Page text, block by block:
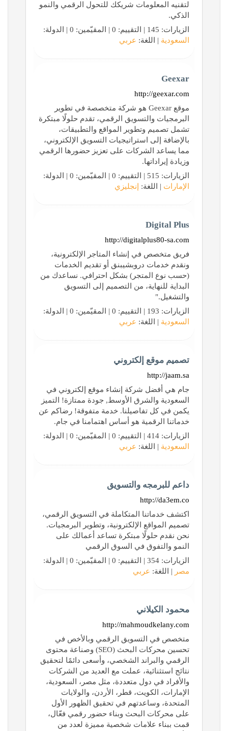
لتقنيه المعلومات شريكك للتحول الرقمي والنمو
الذكي.
الزيارات: 145 | التقييم: 0 | المقيّمين: 0 | الدولة:
السعودية | اللغة: عربي
Geexar
http://geexar.com
موقع Geexar هو شركة متخصصة في تطوير
البرمجيات والتسويق الرقمي، تقدم حلولًا مبتكرة
تشمل تصميم وتطوير المواقع والتطبيقات،
بالإضافة إلى استراتيجيات التسويق الإلكتروني،
مما يساعد الشركات على تعزيز حضورها الرقمي
وزيادة إيراداتها.
الزيارات: 515 | التقييم: 0 | المقيّمين: 0 | الدولة:
الإمارات | اللغة: إنجليزي
Digital Plus
http://digitalplus80-sa.com
فريق متخصص في إنشاء المتاجر الإلكترونية،
ونقدم خدمات دروبشيبنق أو تقديم الخدمات
(حسب نوع المتجر) بشكل احترافي. نساعدك من
البداية للنهاية، من التصميم إلى التسويق
والتشغيل."
الزيارات: 193 | التقييم: 0 | المقيّمين: 0 | الدولة:
السعودية | اللغة: عربي
تصميم موقع إلكتروني
http://jaam.sa
جام هي أفضل شركة إنشاء موقع إلكتروني في
السعودية والشرق الأوسط, جودة ممتازة! التميز
يكمن في كل تفاصيلنا. خدمة متفوقة! رضاكم عن
خدماتنا الرقمية هو أساس اهتمامنا في جام.
الزيارات: 414 | التقييم: 0 | المقيّمين: 0 | الدولة:
السعودية | اللغة: عربي
داعم للبرمجه والتسويق
http://da3em.co
اكتشف خدماتنا المتكاملة في التسويق الرقمي،
تصميم المواقع الإلكترونية، وتطوير البرمجيات.
نحن نقدم حلولًا مبتكرة تساعد أعمالك على
النمو والتفوق في السوق الرقمي
الزيارات: 354 | التقييم: 0 | المقيّمين: 0 | الدولة:
مصر | اللغة: عربي
محمود الكيلاني
http://mahmoudkelany.com
متخصص في التسويق الرقمي وبالأخص في
تحسين محركات البحث (SEO) وصناعة محتوى
الرقمي والبراند الشخصي، وأسعى دائمًا لتحقيق
نتائج استثنائية، عملت مع العديد من الشركات
والأفراد في دول متعددة، مثل مصر، السعودية،
الإمارات، الكويت، قطر، الأردن، والولايات
المتحدة، وساعدتهم في تحقيق الظهور الأول
على محركات البحث وبناء حضور رقمي فعّال،
قمت ببناء علامات شخصية مميزة لعدد من